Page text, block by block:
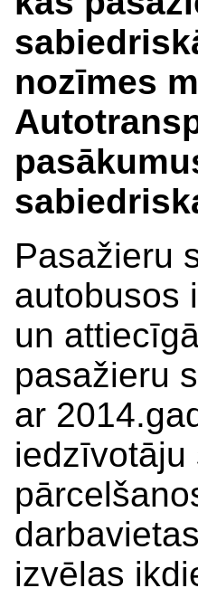
nozīmes
Pasažieru
autobusos
un
pasažieru
ar
iedzīvotāju
izvēlas